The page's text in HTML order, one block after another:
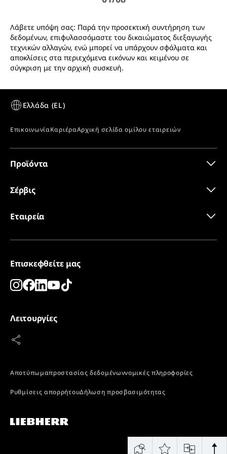
Λάβετε υπόψη σας: Παρά την προσεκτική συντήρηση των
δεδομένων, επιφυλασσόμαστε του δικαιώματος διεξαγωγής
τεχνικών αλλαγών, ενώ μπορεί να υπάρχουν σφάλματα και
αποκλίσεις στα περιεχόμενα εικόνων και κειμένου σε
σύγκριση με την αρχική συσκευή.
Προϊόντα
Σέρβις
Εταιρεία
Επισκεφθείτε μας
Λειτουργίες